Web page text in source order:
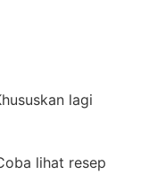
lagi
lihat resep